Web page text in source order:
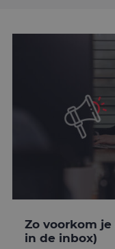
Zo voorkom je
in de inbox)